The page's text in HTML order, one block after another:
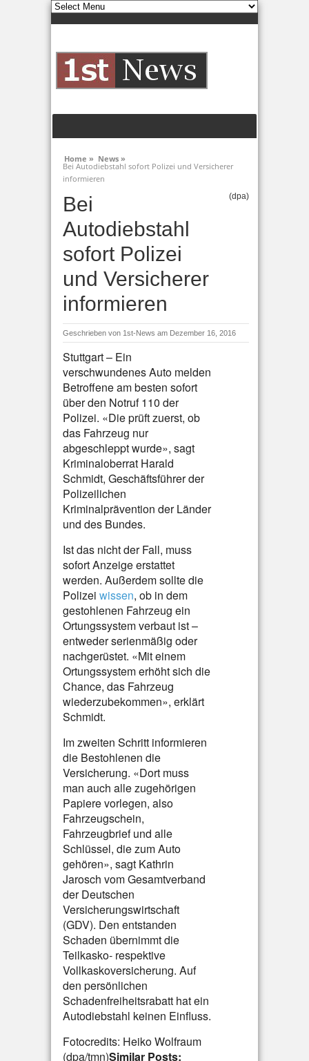
Home » News »
Bei Autodiebstahl sofort Polizei und Versicherer
informieren
Bei
Autodiebstahl
sofort Polizei
und Versicherer
informieren
(dpa)
Geschrieben von 1st-News am Dezember 16, 2016
Stuttgart – Ein
verschwundenes Auto melden
Betroffene am besten sofort
über den Notruf 110 der
Polizei. «Die prüft zuerst, ob
das Fahrzeug nur
abgeschleppt wurde», sagt
Kriminaloberrat Harald
Schmidt, Geschäftsführer der
Polizeilichen
Kriminalprävention der Länder
und des Bundes.
Ist das nicht der Fall, muss
sofort Anzeige erstattet
werden. Außerdem sollte die
Polizei wissen, ob in dem
gestohlenen Fahrzeug ein
Ortungssystem verbaut ist –
entweder serienmäßig oder
nachgerüstet. «Mit einem
Ortungssystem erhöht sich die
Chance, das Fahrzeug
wiederzubekommen», erklärt
Schmidt.
Im zweiten Schritt informieren
die Bestohlenen die
Versicherung. «Dort muss
man auch alle zugehörigen
Papiere vorlegen, also
Fahrzeugschein,
Fahrzeugbrief und alle
Schlüssel, die zum Auto
gehören», sagt Kathrin
Jarosch vom Gesamtverband
der Deutschen
Versicherungswirtschaft
(GDV). Den entstanden
Schaden übernimmt die
Teilkasko- respektive
Vollkaskoversicherung. Auf
den persönlichen
Schadenfreiheitsrabatt hat ein
Autodiebstahl keinen Einfluss.
Fotocredits: Heiko Wolfraum
(dpa/tmn)Similar Posts: